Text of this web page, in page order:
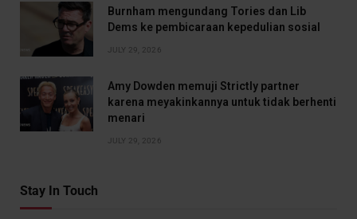
Burnham mengundang Tories dan Lib
Dems ke pembicaraan kepedulian sosial
JULY 29, 2026
Amy Dowden memuji Strictly partner
karena meyakinkannya untuk tidak berhenti
menari
JULY 29, 2026
Stay In Touch